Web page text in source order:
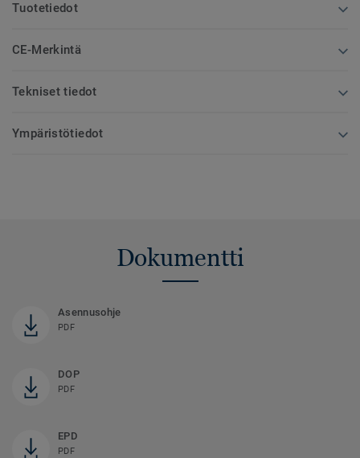
Tuotetiedot
CE-Merkintä
Tekniset tiedot
Ympäristötiedot
Dokumentti
Asennusohje
PDF
DOP
PDF
EPD
PDF